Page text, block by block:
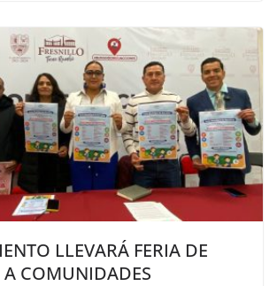
LLEVARÁ FERIA DE
A COMUNIDADES